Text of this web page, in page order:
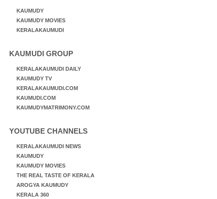
KAUMUDY
KAUMUDY MOVIES
KERALAKAUMUDI
KAUMUDI GROUP
KERALAKAUMUDI DAILY
KAUMUDY TV
KERALAKAUMUDI.COM
KAUMUDI.COM
KAUMUDYMATRIMONY.COM
YOUTUBE CHANNELS
KERALAKAUMUDI NEWS
KAUMUDY
KAUMUDY MOVIES
THE REAL TASTE OF KERALA
AROGYA KAUMUDY
KERALA 360